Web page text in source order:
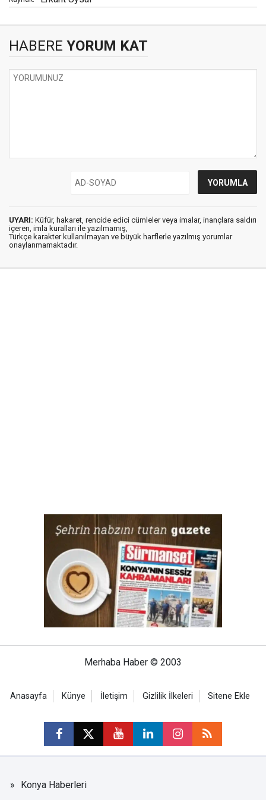
HABERE YORUM KAT
UYARI: Küfür, hakaret, rencide edici cümleler veya imalar, inançlara saldırı
içeren, imla kuralları ile yazılmamış,
Türkçe karakter kullanılmayan ve büyük harflerle yazılmış yorumlar
onaylanmamaktadır.
Merhaba Haber © 2003
Anasayfa Künye İletişim Gizlilik İlkeleri Sitene Ekle
Konya Haberleri